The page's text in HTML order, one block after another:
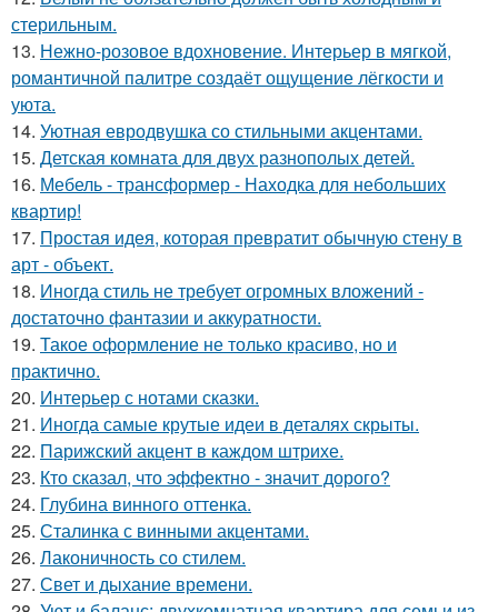
стерильным.
13. Нежно-розовое вдохновение. Интерьер в мягкой,
романтичной палитре создаёт ощущение лёгкости и
уюта.
14. Уютная евродвушка со стильными акцентами.
15. Детская комната для двух разнополых детей.
16. Мебель - трансформер - Находка для небольших
квартир!
17. Простая идея, которая превратит обычную стену в
арт - объект.
18. Иногда стиль не требует огромных вложений -
достаточно фантазии и аккуратности.
19. Такое оформление не только красиво, но и
практично.
20. Интерьер с нотами сказки.
21. Иногда самые крутые идеи в деталях скрыты.
22. Парижский акцент в каждом штрихе.
23. Кто сказал, что эффектно - значит дорого?
24. Глубина винного оттенка.
25. Сталинка с винными акцентами.
26. Лаконичность со стилем.
27. Свет и дыхание времени.